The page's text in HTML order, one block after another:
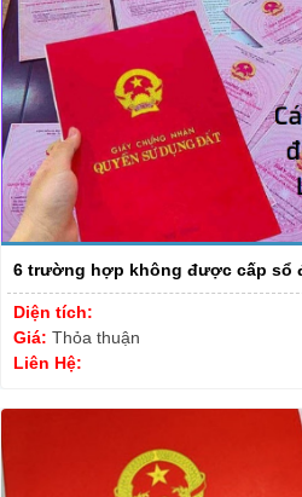
6 trường hợp không được cấp sổ
Diện tích:
Giá: Thỏa thuận
Liên Hệ: